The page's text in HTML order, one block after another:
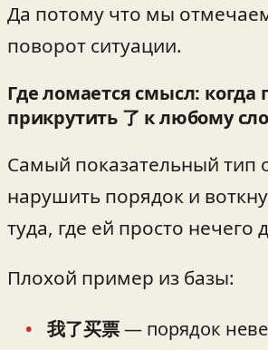
Да потому что мы
поворот ситуации.
Где ломается смысл: когда
прикрутить 了 к любому
Самый показательный
нарушить порядок и
туда, где ей просто нечего
Плохой пример из базы:
我了买票— порядок